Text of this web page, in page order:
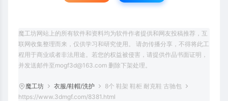
魔工坊网站上的所有软件和资料均为软件作者提供和网友投稿推荐，互
联网收集整理而来，仅供学习和研究使用。 请勿传播分享，不得将此工
程用于商业或者非法用途。若您的权益被侵害，请提供作品书面证明，
并发送邮件至mogf3d@163.com 删除下架处理。
魔工坊 衣服/鞋帽/洗护
8个 鞋架 鞋柜 耐克鞋 古驰包
https://www.3dmgf.com/8381.html